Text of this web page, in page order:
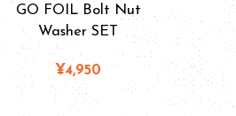
GO FOIL Bolt Nut
Washer SET
¥4,950